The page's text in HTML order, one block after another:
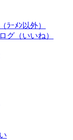
ﾗｰﾒﾝ以外）
グ（いいね）